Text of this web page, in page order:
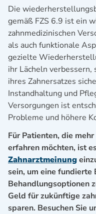
Die
gemäß FZS 6.9 ist ein
zahnmedizinischen
als auch funktionale
gezielte
ihr Lächeln
ihres Zahnersatzes
Instandhaltung und
Versorgungen ist
Probleme und höhere
Für Patienten, die
erfahren möchten, ist
Zahnarztmeinung
sein, um eine fundierte
Behandlungsoptionen
Geld für zukünftige
sparen. Besuchen Sie